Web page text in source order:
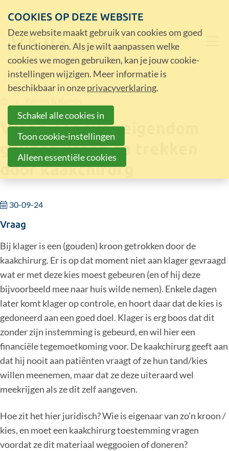
Vraag 232 over eigendom
gouden kroon na trekken
door kaakchirurg
30-09-24
Vraag
Bij klager is een (gouden) kroon getrokken door de
kaakchirurg. Er is op dat moment niet aan klager gevraagd
wat er met deze kies moest gebeuren (en of hij deze
bijvoorbeeld mee naar huis wilde nemen). Enkele dagen
later komt klager op controle, en hoort daar dat de kies is
gedoneerd aan een goed doel. Klager is erg boos dat dit
zonder zijn instemming is gebeurd, en wil hier een
financiële tegemoetkoming voor. De kaakchirurg geeft aan
dat hij nooit aan patiënten vraagt of ze hun tand/kies
willen meenemen, maar dat ze deze uiteraard wel
meekrijgen als ze dit zelf aangeven.
Hoe zit het hier juridisch? Wie is eigenaar van zo’n kroon /
kies, en moet een kaakchirurg toestemming vragen
voordat ze dit materiaal weggooien of doneren?
COOKIES OP DEZE WEBSITE
Deze website maakt gebruik van cookies om goed
te functioneren. Als je wilt aanpassen welke
cookies we mogen gebruiken, kan je jouw cookie-
instellingen wijzigen. Meer informatie is
beschikbaar in onzeprivacyverklaring.
Schakel alle cookies in
Toon cookie-instellingen
Alleen essentiële cookies